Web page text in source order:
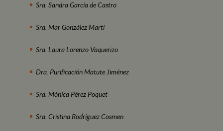
Sra. Sandra García de Castro
Sra. Mar González Martí
Sra. Laura Lorenzo Vaquerizo
Dra. Purificación Matute Jiménez
Sra. Mónica Pérez Poquet
Sra. Cristina Rodríguez Cosmen